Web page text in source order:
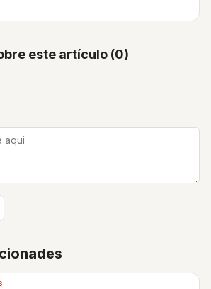
este artículo (0)